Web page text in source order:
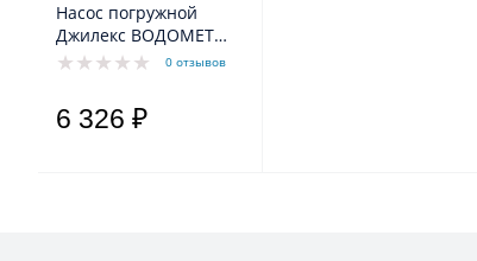
Насос погружной
Джилекс ВОДОМЕТ
55/75 БК ок
0 отзывов
6 326 ₽